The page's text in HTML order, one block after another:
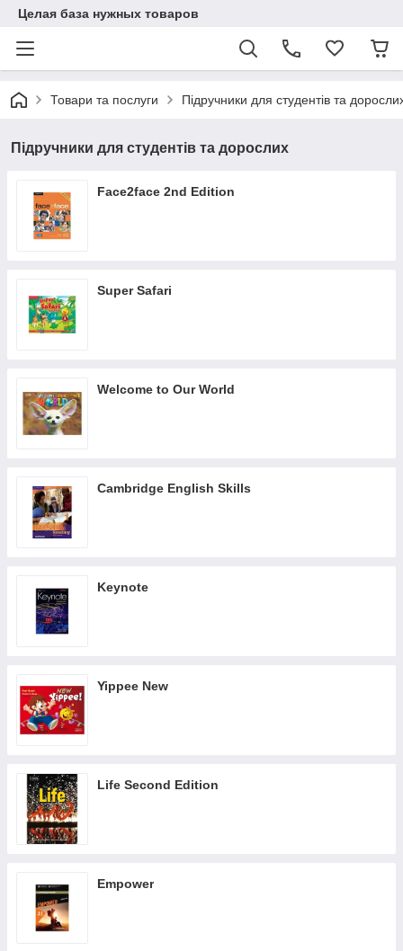
Целая база нужных товаров
Товари та послуги Підручники для студентів та
Підручники для студентів та дорослих
Face2face 2nd Edition
Super Safari
Welcome to Our World
Cambridge English Skills
Keynote
Yippee New
Life Second Edition
Empower